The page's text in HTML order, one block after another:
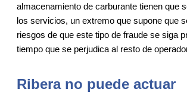
almacenamiento de carburante tienen que
los servicios, un extremo que supone que
riesgos de que este tipo de fraude se siga
tiempo que se perjudica al resto de
Ribera no puede actuar